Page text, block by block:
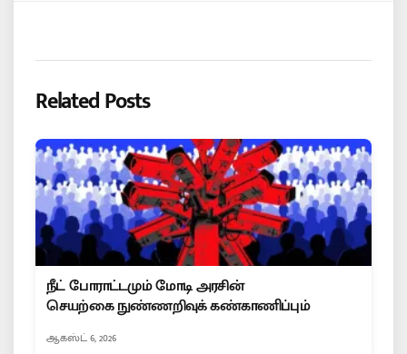
Related Posts
நீட் போராட்டமும் மோடி அரசின்
செயற்கை நுண்ணறிவுக் கண்காணிப்பும்
ஆகஸ்ட் 6, 2026